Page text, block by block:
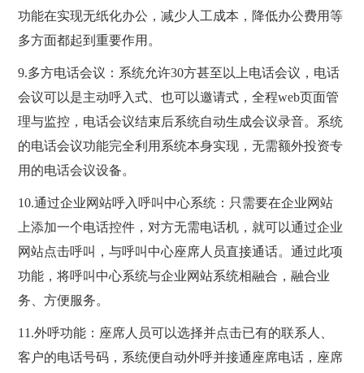
功能在实现无纸化办公，减少人工成本，降低办公费用等
多方面都起到重要作用。
9.多方电话会议：系统允许30方甚至以上电话会议，电话
会议可以是主动呼入式、也可以邀请式，全程web页面管
理与监控，电话会议结束后系统自动生成会议录音。系统
的电话会议功能完全利用系统本身实现，无需额外投资专
用的电话会议设备。
10.通过企业网站呼入呼叫中心系统：只需要在企业网站
上添加一个电话控件，对方无需电话机，就可以通过企业
网站点击呼叫，与呼叫中心座席人员直接通话。通过此项
功能，将呼叫中心系统与企业网站系统相融合，融合业
务、方便服务。
11.外呼功能：座席人员可以选择并点击已有的联系人、
客户的电话号码，系统便自动外呼并接通座席电话，座席